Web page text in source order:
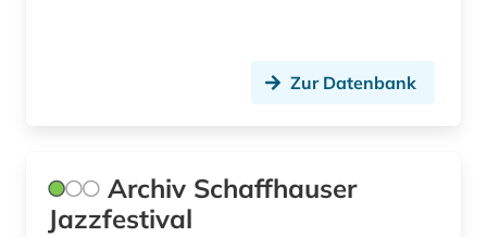
griechenland (1)
Zur Datenbank
Archiv Schaffhauser
Jazzfestival